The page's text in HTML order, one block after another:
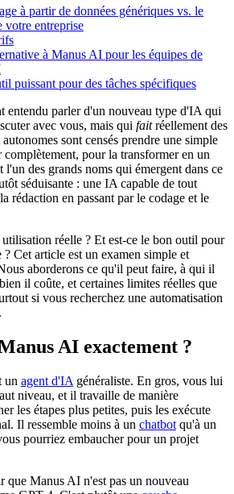
à partir de données génériques vs. le
votre entreprise
à Manus AI pour les équipes de
puissant pour des tâches spécifiques
entendu parler d'un nouveau type d'IA qui
avec vous, mais qui faitréellement des
sont censés prendre une simple
complètement, pour la transformer en un
l'un des grands noms qui émergent dans ce
séduisante : une IA capable de tout
rédaction en passant par le codage et le
réelle ? Et est-ce le bon outil pour
Cet article est un examen simple et
aborderons ce qu'il peut faire, à qui il
il coûte, et certaines limites réelles que
si vous recherchez une automatisation
AI exactement ?
un agent d'IA généraliste. En gros, vous lui
niveau, et il travaille de manière
les étapes plus petites, puis les exécute
Il ressemble moins à un chatbot qu'à un
pourriez embaucher pour un projet
que Manus AI n'est pas un nouveau